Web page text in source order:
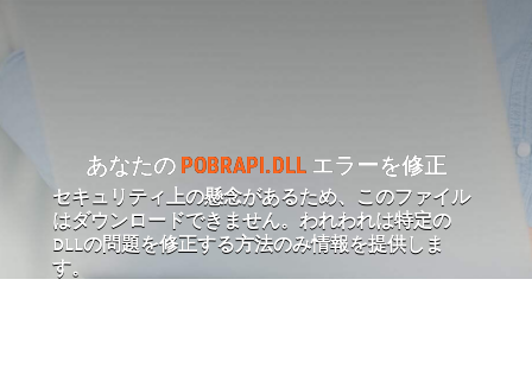
あなたの POBRAPI.DLL エラーを修正
セキュリティ上の懸念があるため、このファイル
はダウンロードできません。われわれは特定の
DLLの問題を修正する方法のみ情報を提供しま
す。